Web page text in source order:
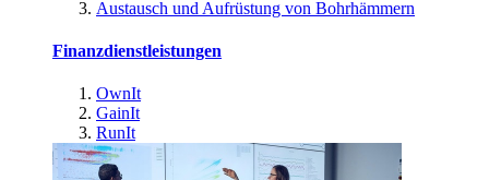
Austausch und Aufrüstung von Bohrhämmern
Finanzdienstleistungen
OwnIt
GainIt
RunIt